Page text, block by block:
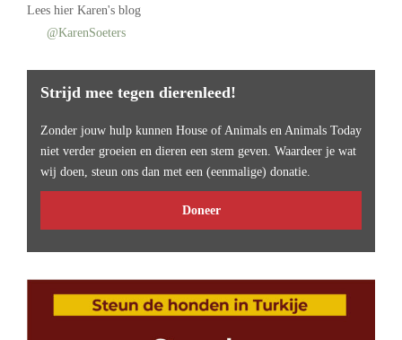
Lees hier Karen's blog
@KarenSoeters
Strijd mee tegen dierenleed!
Zonder jouw hulp kunnen House of Animals en Animals Today
niet verder groeien en dieren een stem geven. Waardeer je wat
wij doen, steun ons dan met een (eenmalige) donatie.
Doneer